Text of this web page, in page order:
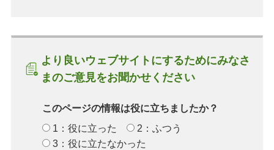
より良いウェブサイトにするためにみなさ
まのご意見をお聞かせください
このページの情報は役に立ちましたか？
1：役に立った
2：ふつう
3：役に立たなかった